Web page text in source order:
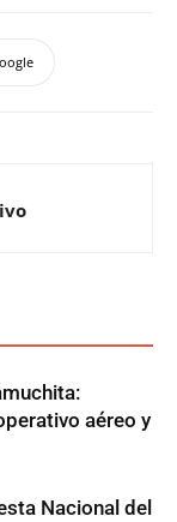
aéreo y
Nacional del